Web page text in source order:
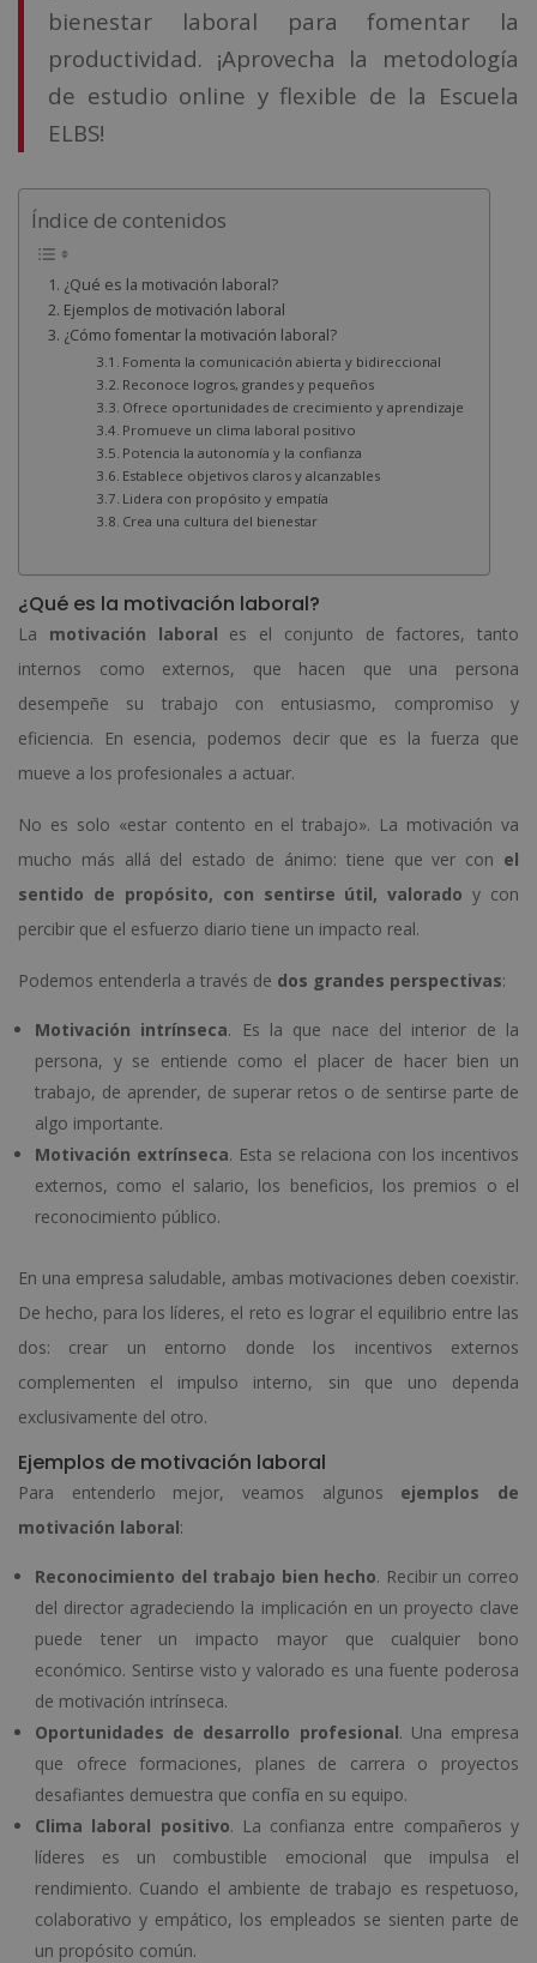
bienestar laboral para fomentar la
productividad. ¡Aprovecha la metodología
de estudio online y flexible de la Escuela
ELBS!
Índice de contenidos
¿Qué es la motivación laboral?
Ejemplos de motivación laboral
¿Cómo fomentar la motivación laboral?
Fomenta la comunicación abierta y bidireccional
Reconoce logros, grandes y pequeños
Ofrece oportunidades de crecimiento y aprendizaje
Promueve un clima laboral positivo
Potencia la autonomía y la confianza
Establece objetivos claros y alcanzables
Lidera con propósito y empatía
Crea una cultura del bienestar
¿Qué es la motivación laboral?
La motivación laboral es el conjunto de factores, tanto
internos como externos, que hacen que una persona
desempeñe su trabajo con entusiasmo, compromiso y
eficiencia. En esencia, podemos decir que es la fuerza que
mueve a los profesionales a actuar.
No es solo «estar contento en el trabajo». La motivación va
mucho más allá del estado de ánimo: tiene que ver con el
sentido de propósito, con sentirse útil, valorado y con
percibir que el esfuerzo diario tiene un impacto real.
Podemos entenderla a través de dos grandes perspectivas:
Motivación intrínseca. Es la que nace del interior de la
persona, y se entiende como el placer de hacer bien un
trabajo, de aprender, de superar retos o de sentirse parte de
algo importante.
Motivación extrínseca. Esta se relaciona con los incentivos
externos, como el salario, los beneficios, los premios o el
reconocimiento público.
En una empresa saludable, ambas motivaciones deben coexistir.
De hecho, para los líderes, el reto es lograr el equilibrio entre las
dos: crear un entorno donde los incentivos externos
complementen el impulso interno, sin que uno dependa
exclusivamente del otro.
Ejemplos de motivación laboral
Para entenderlo mejor, veamos algunos ejemplos de
motivación laboral:
Reconocimiento del trabajo bien hecho. Recibir un correo
del director agradeciendo la implicación en un proyecto clave
puede tener un impacto mayor que cualquier bono
económico. Sentirse visto y valorado es una fuente poderosa
de motivación intrínseca.
Oportunidades de desarrollo profesional. Una empresa
que ofrece formaciones, planes de carrera o proyectos
desafiantes demuestra que confía en su equipo.
Clima laboral positivo. La confianza entre compañeros y
líderes es un combustible emocional que impulsa el
rendimiento. Cuando el ambiente de trabajo es respetuoso,
colaborativo y empático, los empleados se sienten parte de
un propósito común.